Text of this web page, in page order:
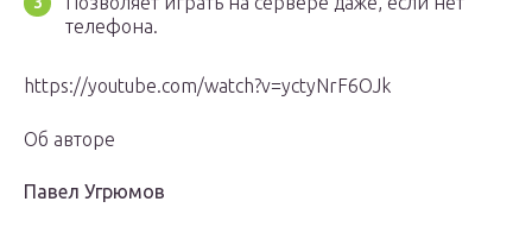
телефона.
https://youtube.com/watch?v=yctyNrF6OJk
Об авторе
Павел Угрюмов